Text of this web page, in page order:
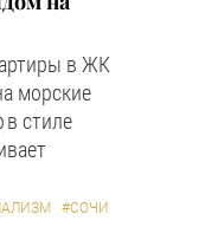
в ЖК
морские
в стиле
#СОЧИ